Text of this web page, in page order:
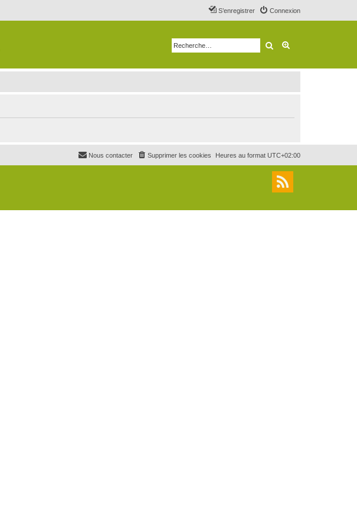
Connexion
S’enregistrer
Rechercher
Heures au format UTC+02:00
Supprimer les cookies
Nous contacter